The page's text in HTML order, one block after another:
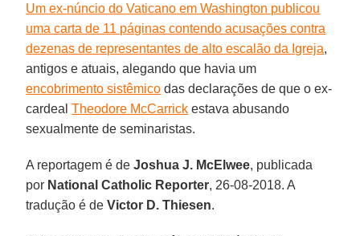
Um ex-núncio do Vaticano em Washington publicou
uma carta de 11 páginas contendo acusações contra
dezenas de representantes de alto escalão da Igreja,
antigos e atuais, alegando que havia um
encobrimento sistêmico das declarações de que o ex-
cardealTheodore McCarrick estava abusando
sexualmente de seminaristas.
A reportagem é deJoshua J. McElwee, publicada
por National Catholic Reporter, 26-08-2018. A
tradução é deVictor D. Thiesen.